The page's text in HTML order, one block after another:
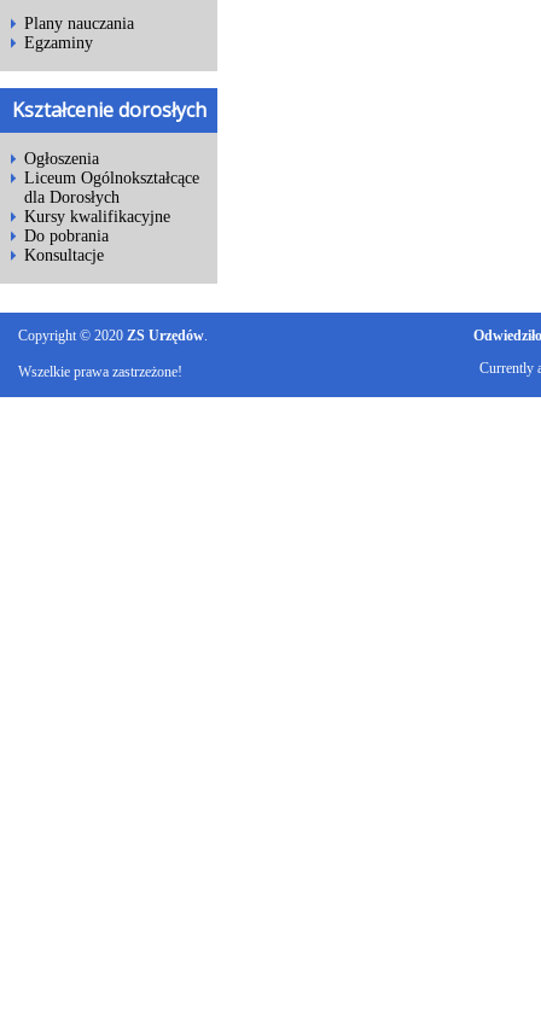
Plany nauczania
Egzaminy
Kształcenie dorosłych
Ogłoszenia
Liceum Ogólnokształcące
dla Dorosłych
Kursy kwalifikacyjne
Do pobrania
Konsultacje
Copyright © 2020 ZS Urzędów.
Wszelkie prawa zastrzeżone!
Currently